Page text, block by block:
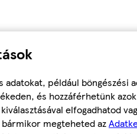
például böngészési
és hozzáférhetünk
elfogadhatod
megteheted az